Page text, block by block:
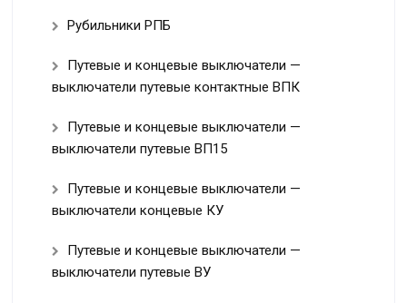
Рубильники РПБ
Путевые и концевые выключатели —
выключатели путевые контактные ВПК
Путевые и концевые выключатели —
выключатели путевые ВП15
Путевые и концевые выключатели —
выключатели концевые КУ
Путевые и концевые выключатели —
выключатели путевые ВУ